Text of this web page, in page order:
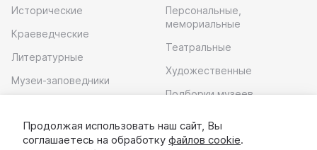
Исторические
Краеведческие
Литературные
Музеи-заповедники
Персональные,
мемориальные
Театральные
Художественные
Подборки музеев
Скачать приложение
Продолжая использовать наш сайт, Вы
соглашаетесь на обработку файлов cookie.